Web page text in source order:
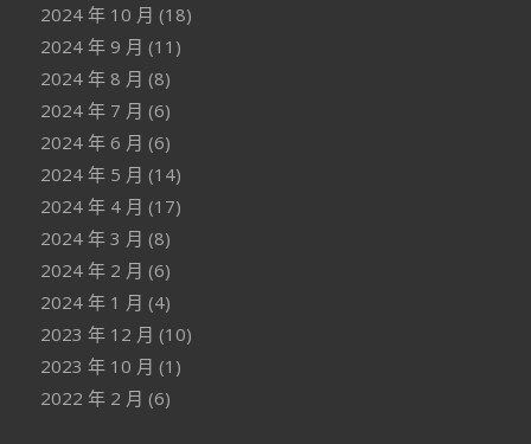
2024 年 10 月 (18)
2024 年 9 月 (11)
2024 年 8 月 (8)
2024 年 7 月 (6)
2024 年 6 月 (6)
2024 年 5 月 (14)
2024 年 4 月 (17)
2024 年 3 月 (8)
2024 年 2 月 (6)
2024 年 1 月 (4)
2023 年 12 月 (10)
2023 年 10 月 (1)
2022 年 2 月 (6)